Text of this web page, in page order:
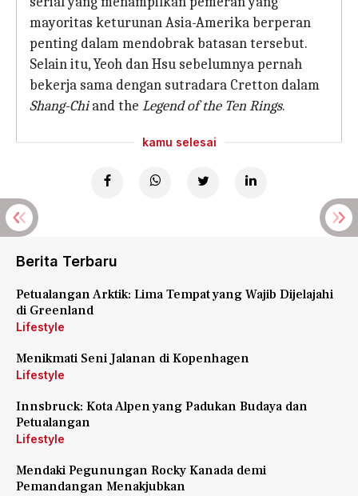
mayoritas keturunan Asia-Amerika berperan
penting dalam mendobrak batasan tersebut.
Selain itu, Yeoh dan Hsu sebelumnya pernah
bekerja sama dengan sutradara Cretton dalam
Shang-Chiand the Legend of the Ten Rings.
kamu selesai
Berita Terbaru
Petualangan Arktik: Lima Tempat yang Wajib Dijelajahi
di Greenland
Lifestyle
Menikmati Seni Jalanan di Kopenhagen
Lifestyle
Innsbruck: Kota Alpen yang Padukan Budaya dan
Petualangan
Lifestyle
Mendaki Pegunungan Rocky Kanada demi
Pemandangan Menakjubkan